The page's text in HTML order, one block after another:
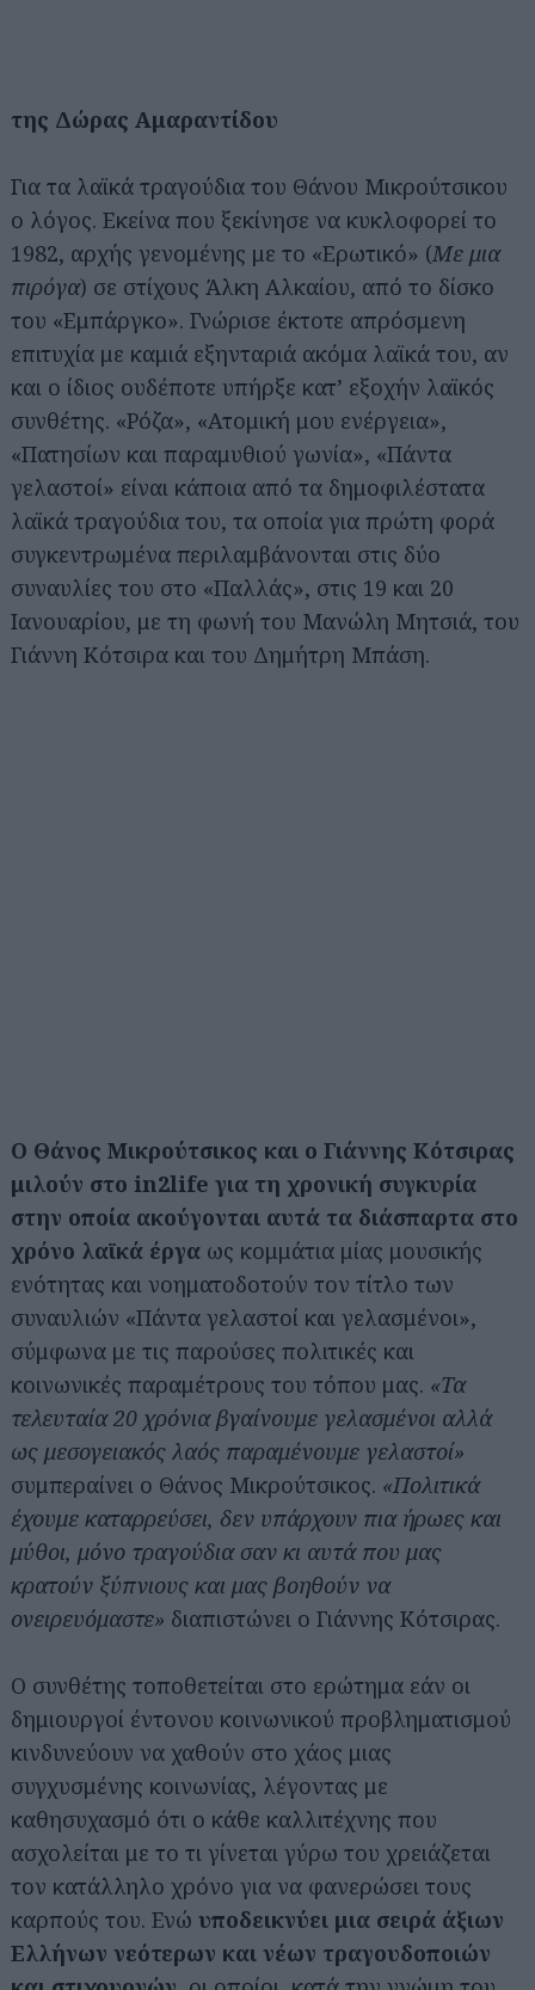
της Δώρας Αμαραντίδου
Για τα λαϊκά τραγούδια του Θάνου Μικρούτσικου
ο λόγος. Εκείνα που ξεκίνησε να κυκλοφορεί το
1982, αρχής γενομένης με το «Ερωτικό» (Με μια
πιρόγα) σε στίχους Άλκη Αλκαίου, από το δίσκο
του «Εμπάργκο». Γνώρισε έκτοτε απρόσμενη
επιτυχία με καμιά εξηνταριά ακόμα λαϊκά του, αν
και ο ίδιος ουδέποτε υπήρξε κατ’ εξοχήν λαϊκός
συνθέτης. «Ρόζα», «Ατομική μου ενέργεια»,
«Πατησίων και παραμυθιού γωνία», «Πάντα
γελαστοί» είναι κάποια από τα δημοφιλέστατα
λαϊκά τραγούδια του, τα οποία για πρώτη φορά
συγκεντρωμένα περιλαμβάνονται στις δύο
συναυλίες του στο «Παλλάς», στις 19 και 20
Ιανουαρίου, με τη φωνή του Μανώλη Μητσιά, του
Γιάννη Κότσιρα και του Δημήτρη Μπάση.
Ο Θάνος Μικρούτσικος και ο Γιάννης Κότσιρας
μιλούν στο in2life για τη χρονική συγκυρία
στην οποία ακούγονται αυτά τα διάσπαρτα στο
χρόνο λαϊκά έργα ως κομμάτια μίας μουσικής
ενότητας και νοηματοδοτούν τον τίτλο των
συναυλιών «Πάντα γελαστοί και γελασμένοι»,
σύμφωνα με τις παρούσες πολιτικές και
κοινωνικές παραμέτρους του τόπου μας. «Τα
τελευταία 20 χρόνια βγαίνουμε γελασμένοι αλλά
ως μεσογειακός λαός παραμένουμε γελαστοί»
συμπεραίνει ο Θάνος Μικρούτσικος. «Πολιτικά
έχουμε καταρρεύσει, δεν υπάρχουν πια ήρωες και
μύθοι, μόνο τραγούδια σαν κι αυτά που μας
κρατούν ξύπνιους και μας βοηθούν να
ονειρευόμαστε» διαπιστώνει ο Γιάννης Κότσιρας.
Ο συνθέτης τοποθετείται στο ερώτημα εάν οι
δημιουργοί έντονου κοινωνικού προβληματισμού
κινδυνεύουν να χαθούν στο χάος μιας
συγχυσμένης κοινωνίας, λέγοντας με
καθησυχασμό ότι ο κάθε καλλιτέχνης που
ασχολείται με το τι γίνεται γύρω του χρειάζεται
τον κατάλληλο χρόνο για να φανερώσει τους
καρπούς του. Ενώ υποδεικνύει μια σειρά άξιων
Ελλήνων νεότερων και νέων τραγουδοποιών